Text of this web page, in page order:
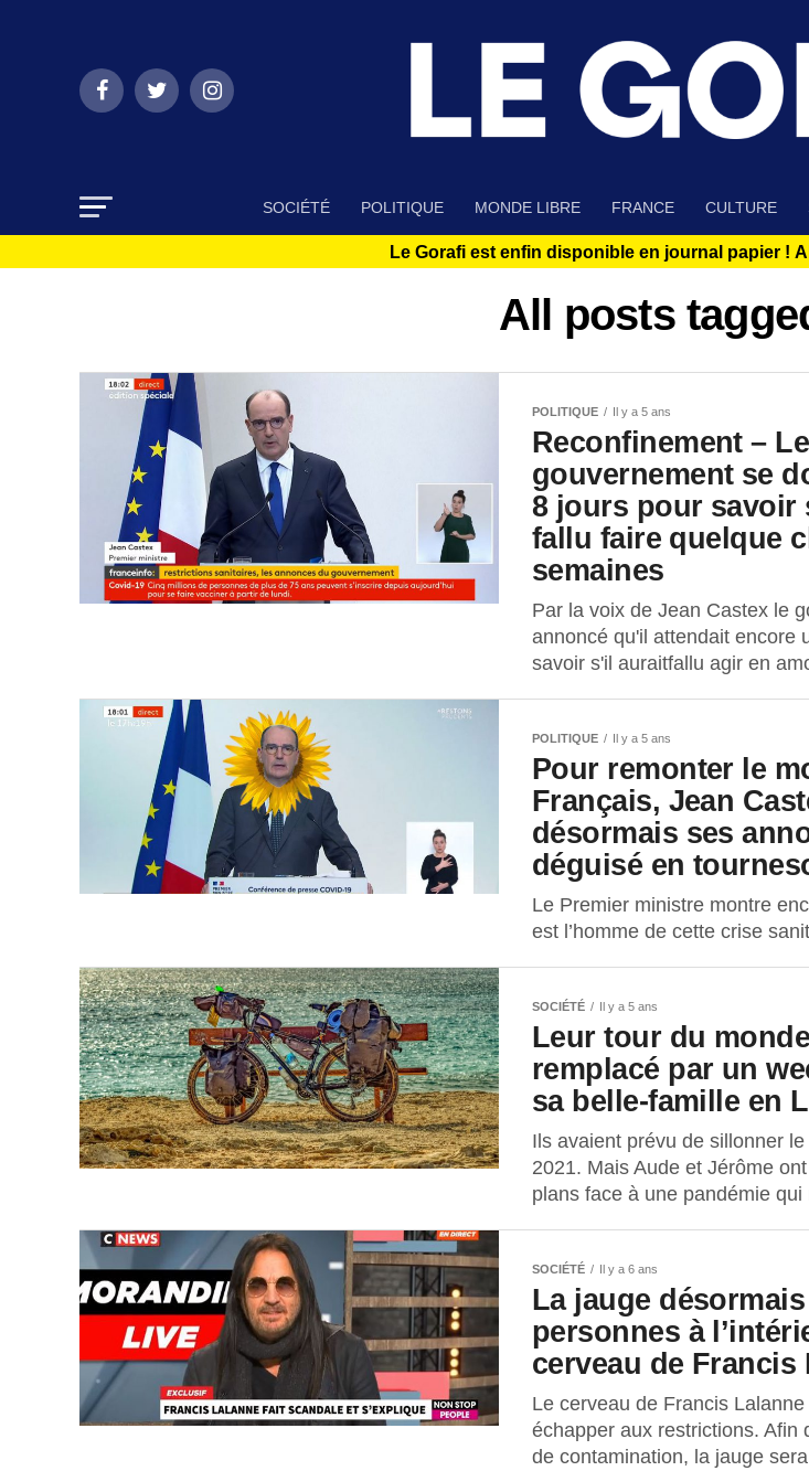
SOCIÉTÉ POLITIQUE MONDE LIBRE FRANCE CULTURE
Le Gorafi est enfin disponible en journal papier !
All posts
POLITIQUE Il y a 5 ans
Reconfinement – Le
gouvernement se
8 jours pour savoir
fallu faire quelque
semaines
Par la voix de Jean Castex le
annoncé qu'il attendait encore
savoir s'il auraitfallu agir en
POLITIQUE Il y a 5 ans
Pour remonter le
Français, Jean
désormais ses
déguisé en
Le Premier ministre montre
est l’homme de cette crise
SOCIÉTÉ Il y a 5 ans
Leur tour du
remplacé par un
sa belle-famille en
Ils avaient prévu de sillonner
2021. Mais Aude et Jérôme
plans face à une pandémie qui
SOCIÉTÉ Il y a 6 ans
La jauge
personnes à
cerveau de Francis
Le cerveau de Francis
échapper aux restrictions. Afin
de contamination, la jauge